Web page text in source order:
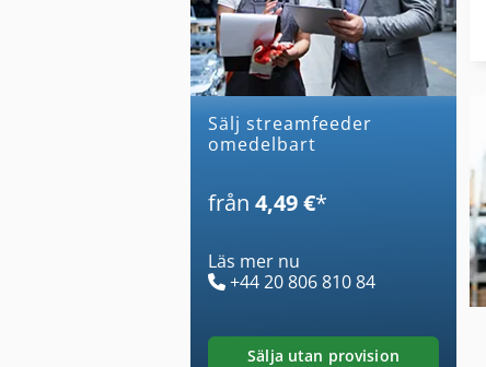
Sälj streamfeeder
omedelbart
från 4,49 €*
Läs mer nu
+44 20 806 810 84
sälja utan provision